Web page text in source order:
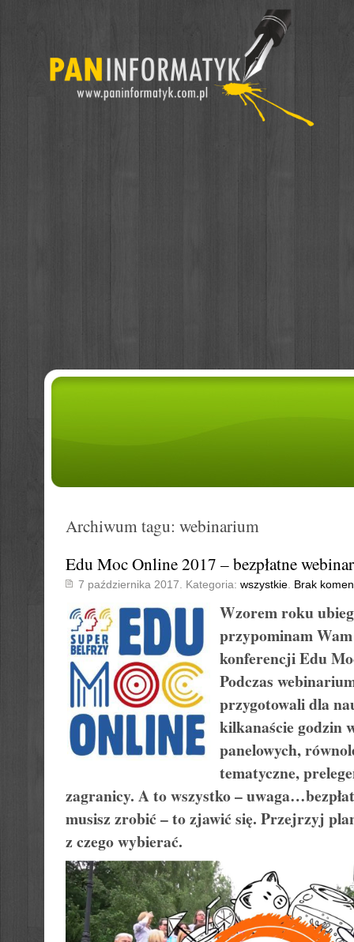
Archiwum tagu: webinarium
Edu Moc Online 2017 – bezpłatne
7 października 2017. Kategoria: wszystkie. Brak
Wzorem roku
przypominam
konferencji Edu
Podczas
przygotowali dla
kilkanaście godzin
panelowych,
tematyczne,
zagranicy. A to wszystko –
musisz zrobić – to zjawić się. Przejrzyj
z czego wybierać.